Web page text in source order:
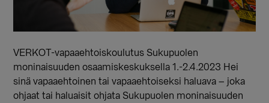
VERKOT-vapaaehtoiskoulutus Sukupuolen
moninaisuuden osaamiskeskuksella 1.-2.4.2023 Hei
sinä vapaaehtoinen tai vapaaehtoiseksi haluava – joka
ohjaat tai haluaisit ohjata Sukupuolen moninaisuuden